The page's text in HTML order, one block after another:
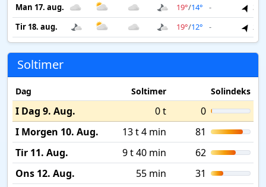
Man 17. aug.
19°/14° -
3
Tir 18. aug.
19°/12° - 2
Soltimer
Dag Soltimer Solindeks
I Dag 9. Aug. 0 t
0
I Morgen 10. Aug.
13 t 4 min
81
Tir 11. Aug.
9 t 40 min
62
Ons 12. Aug.
55 min
31